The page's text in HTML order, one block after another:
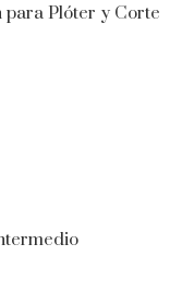
para Plóter y Corte